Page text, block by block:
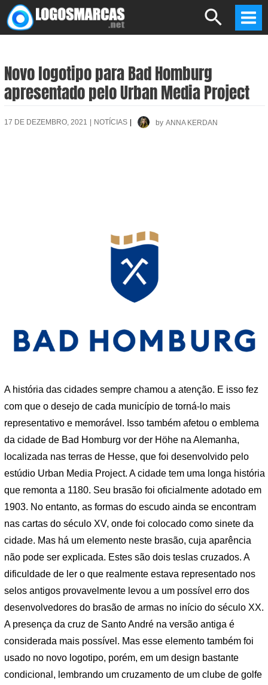
Skip
to
Search
Novo logotipo para Bad Homburg
apresentado pelo Urban Media Project
17 DE DEZEMBRO, 2021 NOTÍCIAS by ANNA KERDAN
A história das cidades sempre chamou a atenção. E isso fez
com que o desejo de cada município de torná-lo mais
representativo e memorável. Isso também afetou o emblema
da cidade de Bad Homburg vor der Höhe na Alemanha,
localizada nas terras de Hesse, que foi desenvolvido pelo
estúdio Urban Media Project. A cidade tem uma longa história
que remonta a 1180. Seu brasão foi oficialmente adotado em
1903. No entanto, as formas do escudo ainda se encontram
nas cartas do século XV, onde foi colocado como sinete da
cidade. Mas há um elemento neste brasão, cuja aparência
não pode ser explicada. Estes são dois teslas cruzados. A
dificuldade de ler o que realmente estava representado nos
selos antigos provavelmente levou a um possível erro dos
desenvolvedores do brasão de armas no início do século XX.
A presença da cruz de Santo André na versão antiga é
considerada mais possível. Mas esse elemento também foi
usado no novo logotipo, porém, em um design bastante
condicional, lembrando um cruzamento de um clube de golfe